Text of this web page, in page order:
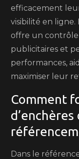
efficacement
visibilité en
offre un
publicitaires et
performances,
maximiser leur
Comment
d’enchères
Dans le